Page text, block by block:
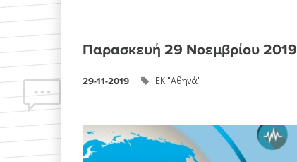
Παρασκευή 29 Νοεμβρίου 2019
29-11-2019 ΕΚ "Αθηνά"